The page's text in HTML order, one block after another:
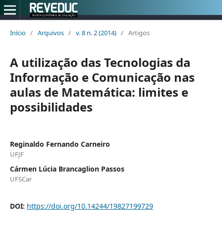
Início / Arquivos / v. 8 n. 2 (2014) / Artigos
A utilização das Tecnologias da
Informação e Comunicação nas
aulas de Matemática: limites e
possibilidades
Reginaldo Fernando Carneiro
UFJF
Cármen Lúcia Brancaglion Passos
UFSCar
DOI: https://doi.org/10.14244/19827199729